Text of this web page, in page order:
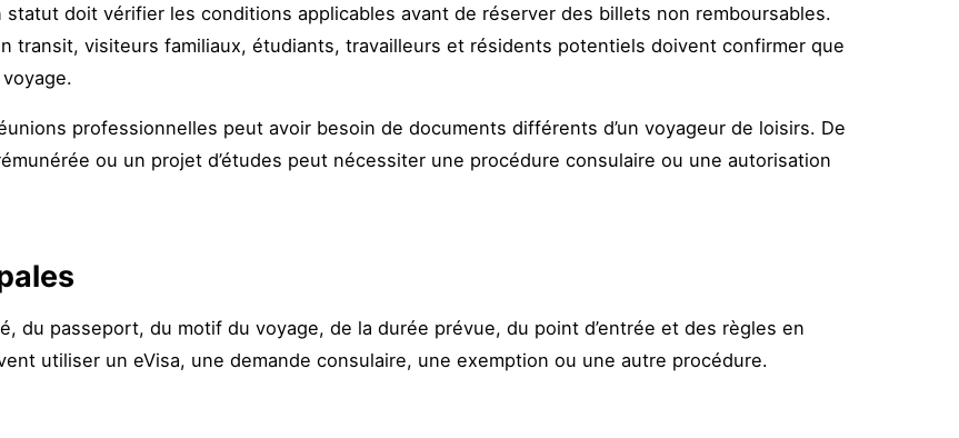
doit vérifier les conditions applicables avant de réserver des billets non remboursables.
transit, visiteurs familiaux, étudiants, travailleurs et résidents potentiels doivent confirmer que
professionnelles peut avoir besoin de documents différents d’un voyageur de loisirs. De
ou un projet d’études peut nécessiter une procédure consulaire ou une autorisation
du passeport, du motif du voyage, de la durée prévue, du point d’entrée et des règles en
utiliser un eVisa, une demande consulaire, une exemption ou une autre procédure.